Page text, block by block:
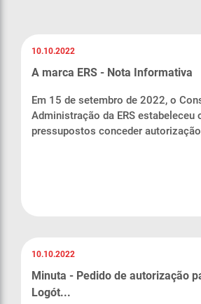
10.10.2022
A marca ERS - Nota Informativa
Em 15 de setembro de 2022, o
Administração da ERS estabeleceu
pressupostos conceder
10.10.2022
Minuta - Pedido de autorização
Logót...